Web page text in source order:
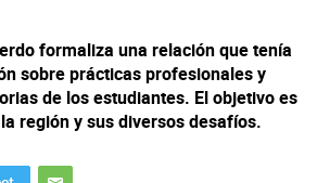
formaliza una relación que tenía
sobre prácticas profesionales y
de los estudiantes. El objetivo es
región y sus diversos desafíos.